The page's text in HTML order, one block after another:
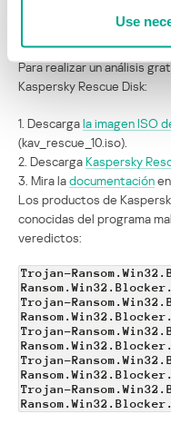
Use
neutralizar incluso las
Para realizar un análisis
Kaspersky Rescue Disk:
1. Descargala imagen ISO
(kav_rescue_10.iso).
2. DescargaKaspersky
3. Mira ladocumentación
Los productos de
conocidas del programa
veredictos:
Trojan-
Trojan-
Trojan-
Trojan-
Trojan-